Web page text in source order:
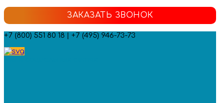
ЗАКАЗАТЬ ЗВОНОК
+7 (800) 551 80 18 | +7 (495) 946-73-73